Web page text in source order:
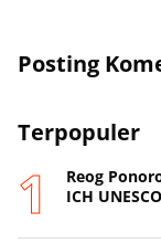
Posting
Terpopuler
Reog
ICH UNESCO